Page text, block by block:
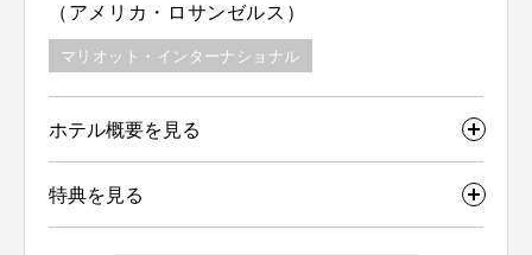
（アメリカ・ロサンゼルス）
マリオット・インターナショナル
ホテル概要を見る
特典を見る